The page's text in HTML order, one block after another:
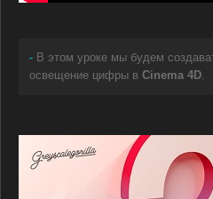
- В этом уроке мы будем
освещение цифры в Cinema 4D.